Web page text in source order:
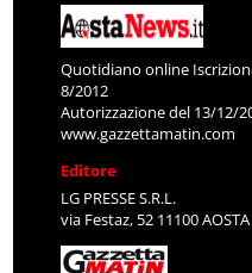
Quotidiano online
8/2012
Autorizzazione del 13/12/
www.gazzettamatin.com
Editore
LG PRESSE S.R.L.
via Festaz, 52 11100 AOSTA